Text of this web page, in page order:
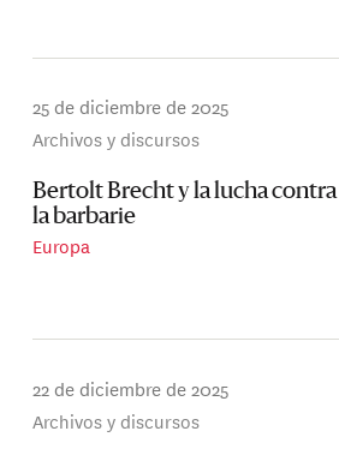
25 de diciembre de 2025
Archivos y discursos
Bertolt Brecht y la lucha contra
la barbarie
Europa
22 de diciembre de 2025
Archivos y discursos